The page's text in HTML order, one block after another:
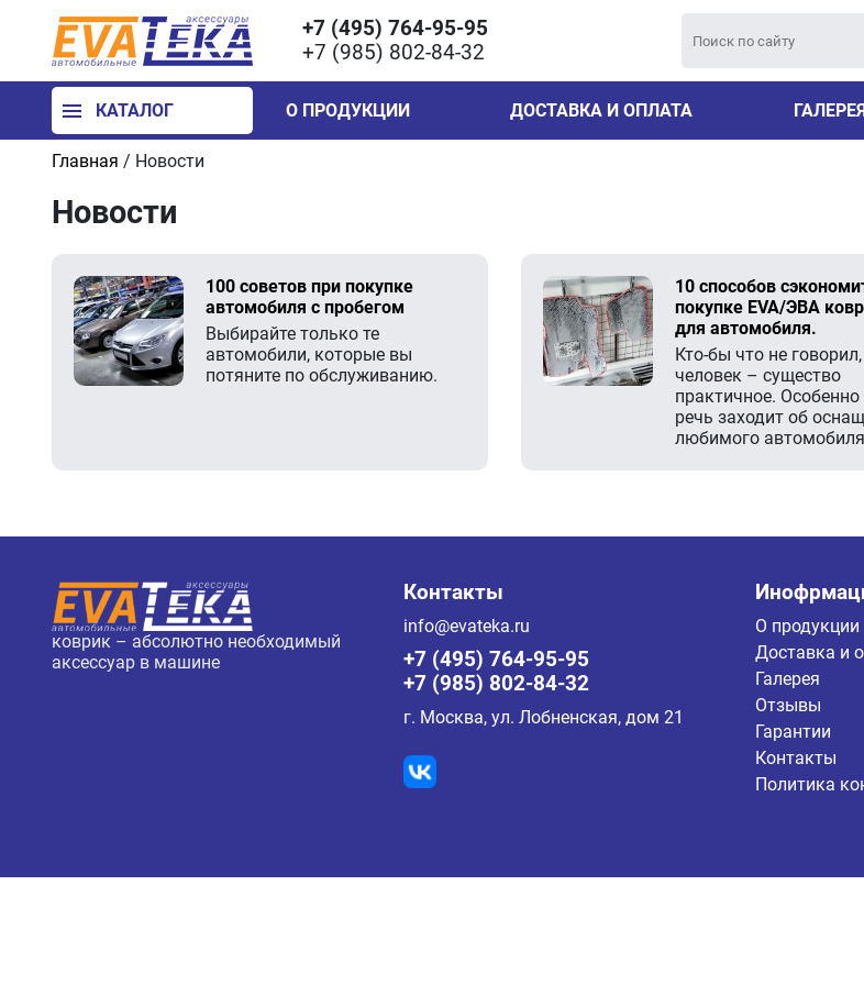
+7 (495) 764-95-95
+7 (985) 802-84-32
КАТАЛОГ О ПРОДУКЦИИ ДОСТАВКА И ОПЛАТА
Главная / Новости
Новости
100 советов при покупке
автомобиля с пробегом
Выбирайте только те
автомобили, которые вы
потяните по обслуживанию.
10 способов
покупке EVA/ЭВА
для автомобиля.
Кто-бы что не
человек – существо
практичное. Особенно
речь заходит об
любимого автомобиля
коврик – абсолютно необходимый
аксессуар в машине
Контакты
info@evateka.ru
+7 (495) 764-95-95
+7 (985) 802-84-32
г. Москва, ул. Лобненская, дом 21
О продукции
Доставка и
Галерея
Отзывы
Гарантии
Контакты
Политика